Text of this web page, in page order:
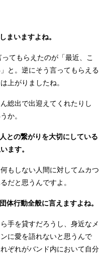
まいますよね。
てもらえたのが「最近、こ
と。逆にそう言ってもらえる
上がりましたね。
総出で出迎えてくれたりし
か。
との繋がりを大切にしている
ます。
もしない人間に対してムカつ
だと思うんですよ。
行動全般に言えますよね。
手を貸すだろうし、身近なメ
に愛を語れないと思うんで
ぞれがバンド内において自分